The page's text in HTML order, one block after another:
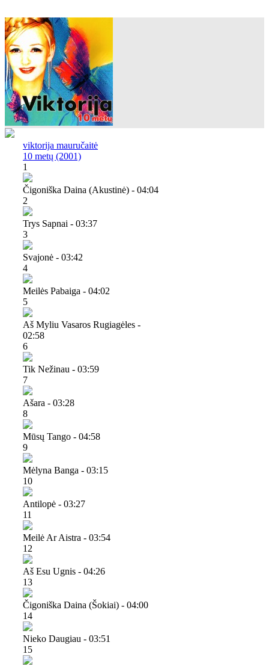
viktorija mauručaitė
10 metų (2001)
1
Čigoniška Daina (akustinė) - 04:04
2
Trys Sapnai - 03:37
3
Svajonė - 03:42
4
Meilės Pabaiga - 04:02
5
Aš Myliu Vasaros Rugiagėles -
02:58
6
Tik Nežinau - 03:59
7
Ašara - 03:28
8
Mūsų Tango - 04:58
9
Mėlyna Banga - 03:15
10
Antilopė - 03:27
11
Meilė Ar Aistra - 03:54
12
Aš Esu Ugnis - 04:26
13
Čigoniška Daina (šokiai) - 04:00
14
Nieko Daugiau - 03:51
15